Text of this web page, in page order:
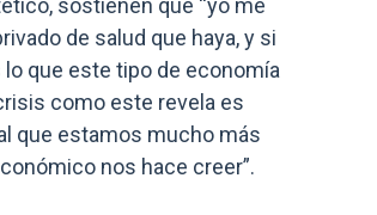
sostienen que “yo me
de salud que haya, y si
que este tipo de economía
como este revela es
que estamos mucho más
nos hace creer”.